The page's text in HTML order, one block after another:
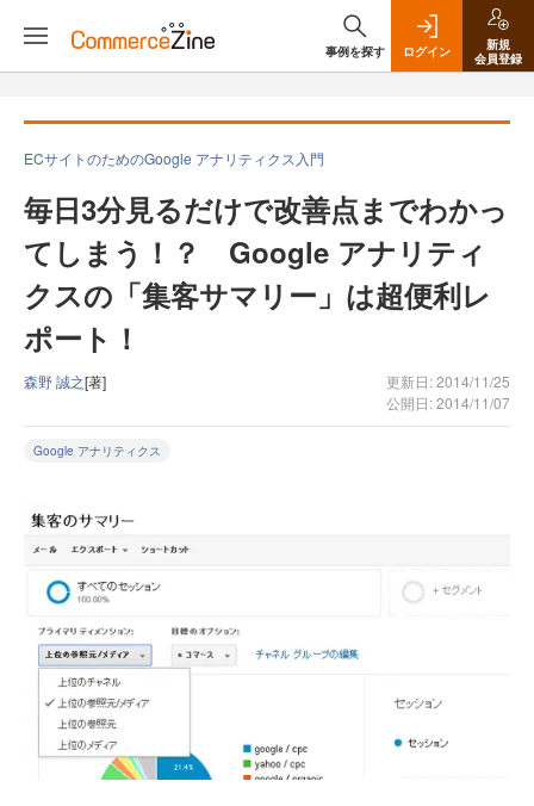
事例を探す ログイン
新規
会員登録
ECサイトのためのGoogle アナリティクス入門
毎日3分見るだけで改善点までわかっ
てしまう！？ Google アナリティ
クスの「集客サマリー」は超便利レ
ポート！
森野 誠之[著]
更新日: 2014/11/25
公開日: 2014/11/07
Google アナリティクス